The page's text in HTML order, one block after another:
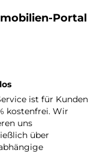
Portal
ist für Kunden
kostenfrei. Wir
uns
über